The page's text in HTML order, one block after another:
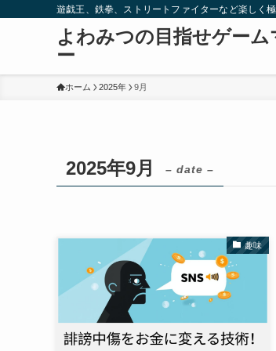
遊戯王、鉄拳、ストリートファイターなど楽しく
よわみつの目指せゲーム
ー
ホーム 2025年 9月
2025年9月 – date –
趣味